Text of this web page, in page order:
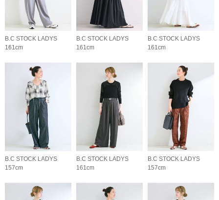
B.C STOCK LADYS
161cm
B.C STOCK LADYS
161cm
B.C STOCK LADYS
161cm
B.C STOCK LADYS
157cm
B.C STOCK LADYS
161cm
B.C STOCK LADYS
157cm